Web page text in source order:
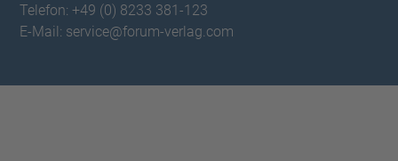
Telefon: +49 (0) 8233 381-123
E-Mail: service@forum-verlag.com